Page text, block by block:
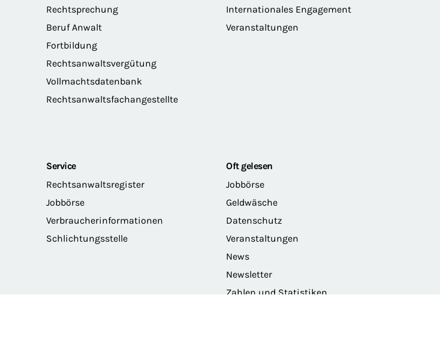
Rechtsprechung
Beruf Anwalt
Fortbildung
Rechtsanwaltsvergütung
Vollmachtsdatenbank
Rechtsanwaltsfachangestellte
Internationales Engagement
Veranstaltungen
Service
Rechtsanwaltsregister
Jobbörse
Verbraucherinformationen
Schlichtungsstelle
Oft gelesen
Jobbörse
Geldwäsche
Datenschutz
Veranstaltungen
News
Newsletter
Zahlen und Statistiken